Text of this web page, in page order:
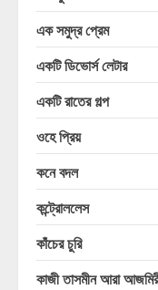
এক সমুদ্র প্রেম
একটি ডিভোর্স লেটার
একটি রাতের গল্প
ওহে প্রিয়
কনে বদল
কন্ট্রোললেস
কাঁচের চুরি
কাজী তাসমীন আরা